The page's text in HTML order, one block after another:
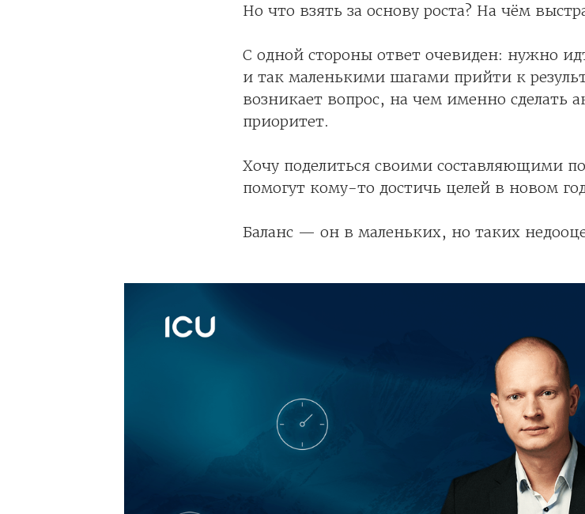
Но что взять за основу роста? На чём
С одной стороны ответ очевиден: нужно
и так маленькими шагами прийти к
возникает вопрос, на чем именно сделать
приоритет.
Хочу поделиться своими составляющими
помогут кому-то достичь целей в новом
Баланс — он в маленьких, но таких